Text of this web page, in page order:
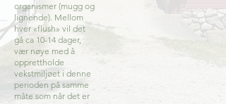
organismer (mugg og
lignende). Mellom
hver «flush» vil det
gå ca 10-14 dager,
vær nøye med å
opprettholde
vekstmiljøet i denne
perioden på samme
måte som når det er